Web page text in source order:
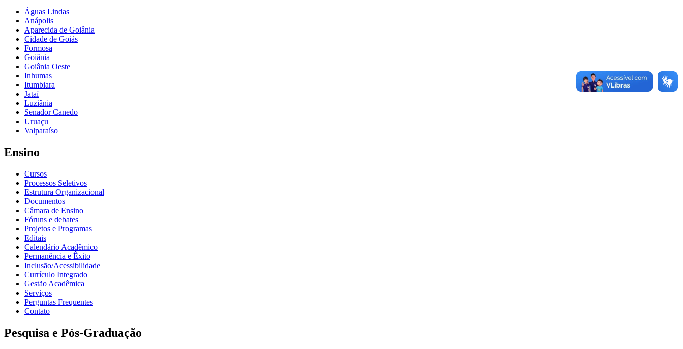
Águas Lindas
Anápolis
Aparecida de Goiânia
Cidade de Goiás
Formosa
Goiânia
Goiânia Oeste
Inhumas
Itumbiara
Jataí
Luziânia
Senador Canedo
Uruaçu
Valparaíso
Ensino
Cursos
Processos Seletivos
Estrutura Organizacional
Documentos
Câmara de Ensino
Fóruns e debates
Projetos e Programas
Editais
Calendário Acadêmico
Permanência e Êxito
Inclusão/Acessibilidade
Currículo Integrado
Gestão Acadêmica
Serviços
Perguntas Frequentes
Contato
Pesquisa e Pós-Graduação